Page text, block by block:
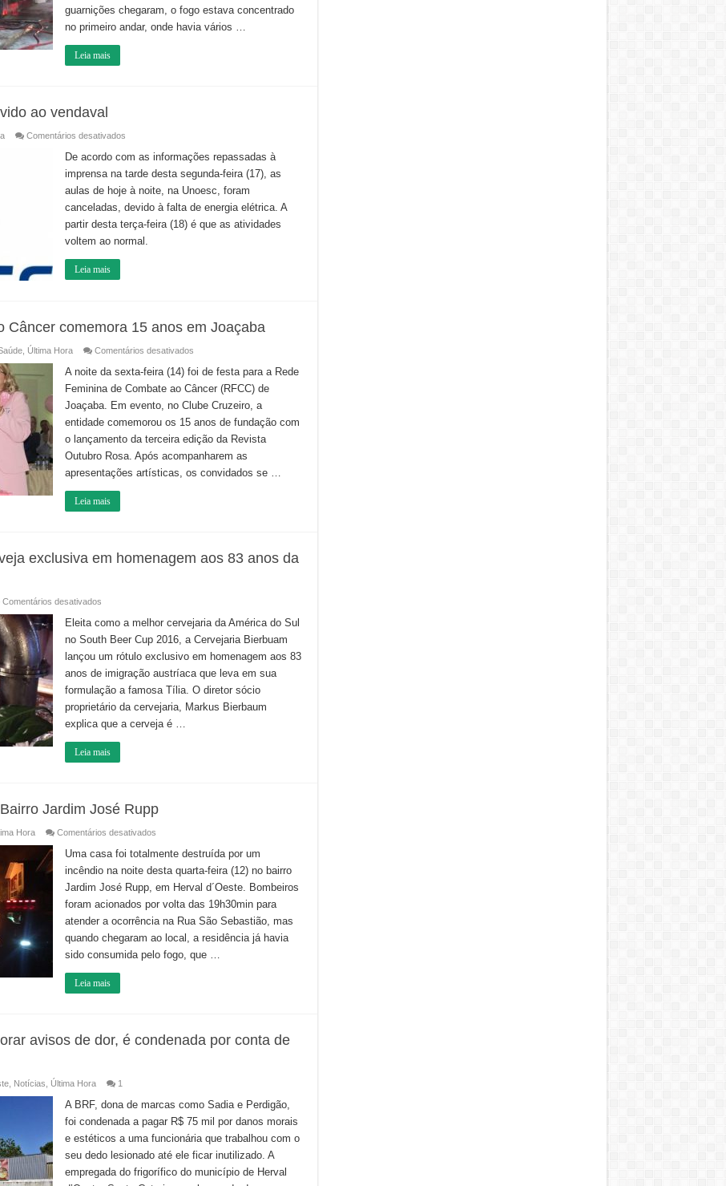
guarnições chegaram, o fogo estava concentrado
no primeiro andar, onde havia vários …
Leia mais
ao vendaval
Comentários desativadosem
cancela
suas
aulas
ao
vendaval
De acordo com as informações repassadas à
imprensa na tarde desta segunda-feira (17), as
aulas de hoje à noite, na Unoesc, foram
canceladas, devido à falta de energia elétrica. A
partir desta terça-feira (18) é que as atividades
voltem ao normal.
Leia mais
Câncer comemora 15 anos em Joaçaba
, Última Hora Comentários desativadosem
Feminina
de
Combate
Câncer
comemora
15
anos
em
Joaçaba
A noite da sexta-feira (14) foi de festa para a Rede
Feminina de Combate ao Câncer (RFCC) de
Joaçaba. Em evento, no Clube Cruzeiro, a
entidade comemorou os 15 anos de fundação com
o lançamento da terceira edição da Revista
Outubro Rosa. Após acompanharem as
apresentações artísticas, os convidados se …
Leia mais
exclusiva em homenagem aos 83 anos da
Comentários desativadosem
Bierbaum
lança
cerveja
em
homenagem
aos
83
anos
da
austríaca
Eleita como a melhor cervejaria da América do Sul
no South Beer Cup 2016, a Cervejaria Bierbuam
lançou um rótulo exclusivo em homenagem aos 83
anos de imigração austríaca que leva em sua
formulação a famosa Tília. O diretor sócio
proprietário da cervejaria, Markus Bierbaum
explica que a cerveja é …
Leia mais
Jardim José Rupp
Hora Comentários desativadosem
destrói
residência
no
Jardim
José
Rupp
Uma casa foi totalmente destruída por um
incêndio na noite desta quarta-feira (12) no bairro
Jardim José Rupp, em Herval d´Oeste. Bombeiros
foram acionados por volta das 19h30min para
atender a ocorrência na Rua São Sebastião, mas
quando chegaram ao local, a residência já havia
sido consumida pelo fogo, que …
Leia mais
avisos de dor, é condenada por conta de
, Notícias Última Hora 1
A BRF, dona de marcas como Sadia e Perdigão,
foi condenada a pagar R$ 75 mil por danos morais
e estéticos a uma funcionária que trabalhou com o
seu dedo lesionado até ele ficar inutilizado. A
empregada do frigorífico do município de Herval